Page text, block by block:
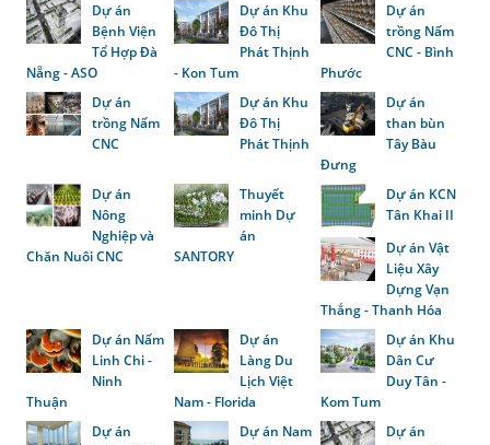
Dự án
Bệnh Viện
Tổ Hợp Đà
Nẵng - ASO
Dự án Khu
Đô Thị
Phát Thịnh
- Kon Tum
Dự án
trồng Nấm
CNC - Bình
Phước
Dự án
trồng Nấm
CNC
Dự án Khu
Đô Thị
Phát Thịnh
Dự án
than bùn
Tây Bàu
Đưng
Dự án
Nông
Nghiệp và
Chăn Nuôi CNC
Thuyết
minh Dự
án
SANTORY
Dự án KCN
Tân Khai II
Dự án Vật
Liệu Xây
Dựng Vạn
Thắng - Thanh Hóa
Dự án Nấm
Linh Chi -
Ninh
Thuận
Dự án
Làng Du
Lịch Việt
Nam - Florida
Dự án Khu
Dân Cư
Duy Tân -
Kom Tum
Dự án
Dự án Nam
Dự án